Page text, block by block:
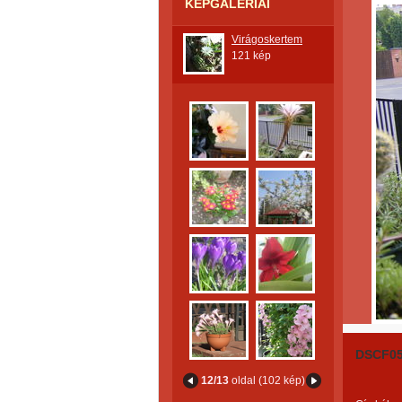
KÉPGALÉRIÁI
Virágoskertem
121 kép
12/13 oldal (102 kép)